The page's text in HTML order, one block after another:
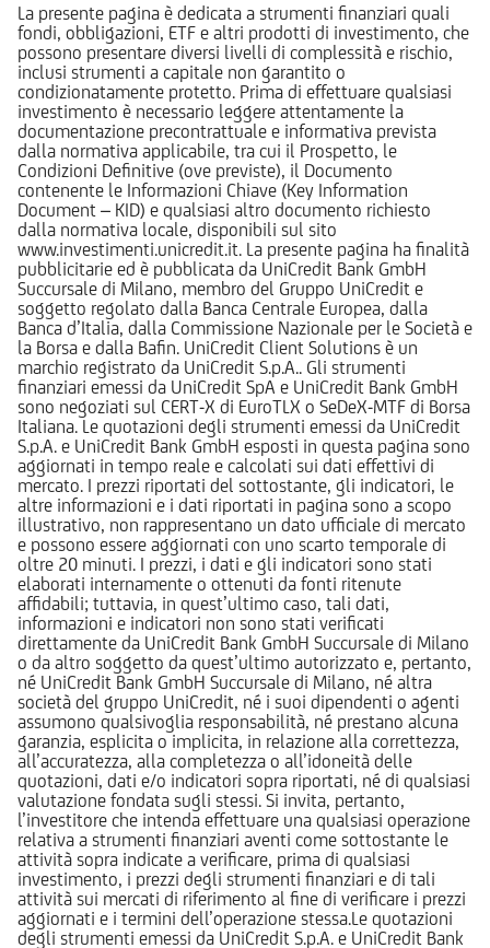
La presente pagina è dedicata a strumenti finanziari quali
fondi, obbligazioni, ETF e altri prodotti di investimento, che
possono presentare diversi livelli di complessità e rischio,
inclusi strumenti a capitale non garantito o
condizionatamente protetto. Prima di effettuare qualsiasi
investimento è necessario leggere attentamente la
documentazione precontrattuale e informativa prevista
dalla normativa applicabile, tra cui il Prospetto, le
Condizioni Definitive (ove previste), il Documento
contenente le Informazioni Chiave (Key Information
Document – KID) e qualsiasi altro documento richiesto
dalla normativa locale, disponibili sul sito
www.investimenti.unicredit.it. La presente pagina ha finalità
pubblicitarie ed è pubblicata da UniCredit Bank GmbH
Succursale di Milano, membro del Gruppo UniCredit e
soggetto regolato dalla Banca Centrale Europea, dalla
Banca d’Italia, dalla Commissione Nazionale per le Società e
la Borsa e dalla Bafin. UniCredit Client Solutions è un
marchio registrato da UniCredit S.p.A.. Gli strumenti
finanziari emessi da UniCredit SpA e UniCredit Bank GmbH
sono negoziati sul CERT-X di EuroTLX o SeDeX-MTF di Borsa
Italiana. Le quotazioni degli strumenti emessi da UniCredit
S.p.A. e UniCredit Bank GmbH esposti in questa pagina sono
aggiornati in tempo reale e calcolati sui dati effettivi di
mercato. I prezzi riportati del sottostante, gli indicatori, le
altre informazioni e i dati riportati in pagina sono a scopo
illustrativo, non rappresentano un dato ufficiale di mercato
e possono essere aggiornati con uno scarto temporale di
oltre 20 minuti. I prezzi, i dati e gli indicatori sono stati
elaborati internamente o ottenuti da fonti ritenute
affidabili; tuttavia, in quest’ultimo caso, tali dati,
informazioni e indicatori non sono stati verificati
direttamente da UniCredit Bank GmbH Succursale di Milano
o da altro soggetto da quest’ultimo autorizzato e, pertanto,
né UniCredit Bank GmbH Succursale di Milano, né altra
società del gruppo UniCredit, né i suoi dipendenti o agenti
assumono qualsivoglia responsabilità, né prestano alcuna
garanzia, esplicita o implicita, in relazione alla correttezza,
all’accuratezza, alla completezza o all’idoneità delle
quotazioni, dati e/o indicatori sopra riportati, né di qualsiasi
valutazione fondata sugli stessi. Si invita, pertanto,
l’investitore che intenda effettuare una qualsiasi operazione
relativa a strumenti finanziari aventi come sottostante le
attività sopra indicate a verificare, prima di qualsiasi
investimento, i prezzi degli strumenti finanziari e di tali
attività sui mercati di riferimento al fine di verificare i prezzi
aggiornati e i termini dell’operazione stessa.Le quotazioni
degli strumenti emessi da UniCredit S.p.A. e UniCredit Bank